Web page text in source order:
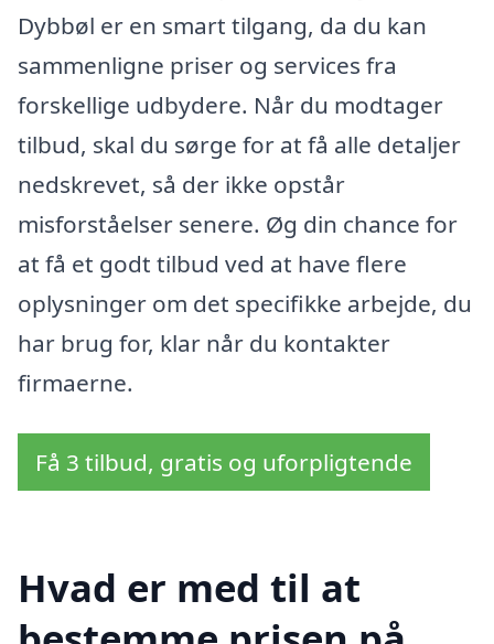
Dybbøl er en smart tilgang, da du kan
sammenligne priser og services fra
forskellige udbydere. Når du modtager
tilbud, skal du sørge for at få alle detaljer
nedskrevet, så der ikke opstår
misforståelser senere. Øg din chance for
at få et godt tilbud ved at have flere
oplysninger om det specifikke arbejde, du
har brug for, klar når du kontakter
firmaerne.
Få 3 tilbud, gratis og uforpligtende
Hvad er med til at